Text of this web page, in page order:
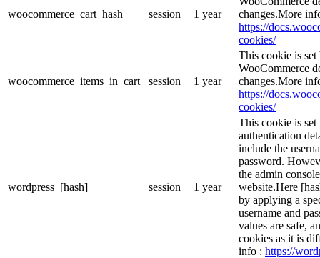
woocommerce_cart_hash session 1 year
changes.More
https://
cookies/
woocommerce_items_in_cart_ session 1 year
This cookie is set
WooCommerce
changes.More
https://
cookies/
wordpress_[hash] session 1 year
This cookie is set
authentication
include the
password.
the admin
website.Here
by applying a
username and
values are safe,
cookies as it is
info : https://